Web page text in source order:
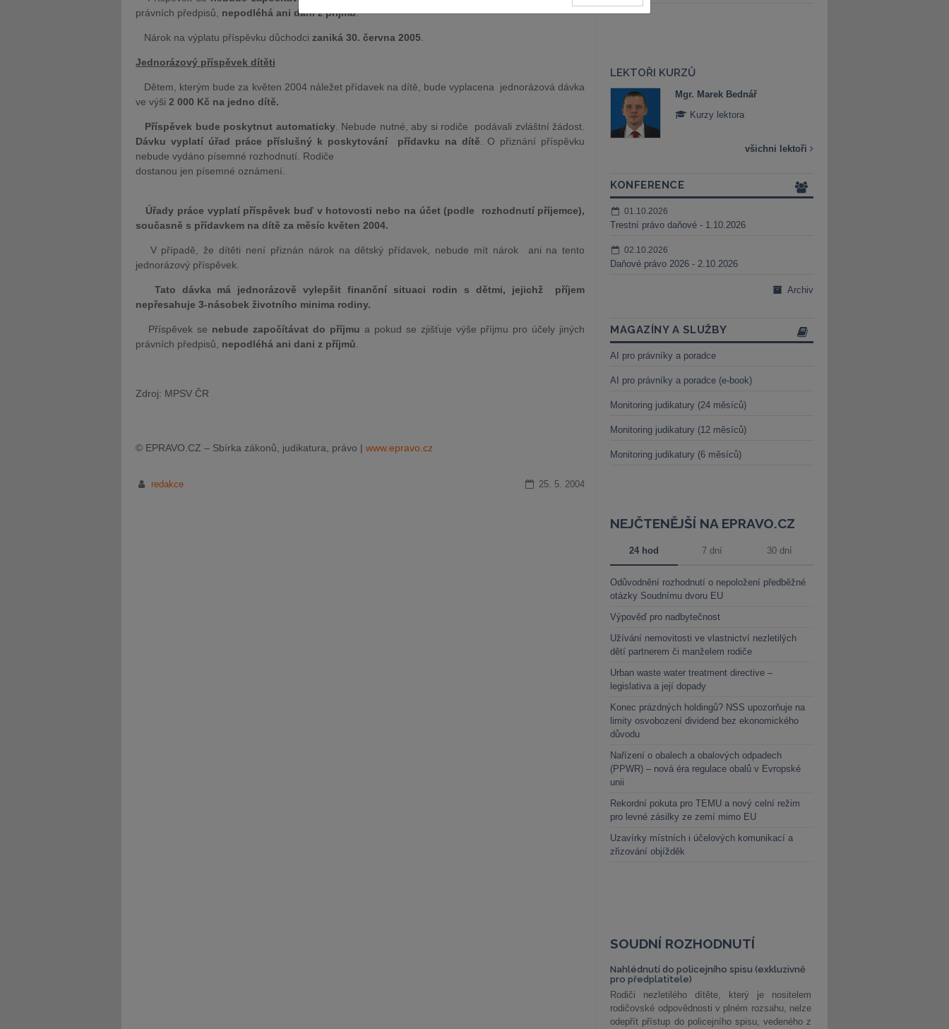
právních předpisů, nepodléhá ani dani z příjmů.
Nárok na výplatu příspěvku důchodci zaniká 30. června 2005
Jednorázový příspěvek dítěti
Dětem, kterým bude za květen 2004 náležet přídavek na dítě, bude vyplacena jednorázová dávka
ve výši 2 000 Kč na jedno dítě.
Příspěvek bude poskytnut automaticky. Nebude nutné, aby si rodiče podávali zvláštní žádost.
Dávku vyplatí úřad práce příslušný k poskytování přídavku na dítě . O přiznání příspěvku
nebude vydáno písemné rozhodnutí. Rodiče
dostanou jen písemné oznámení.
Úřady práce vyplatí příspěvek buď v hotovosti nebo na účet (podle rozhodnutí příjemce),
současně s přídavkem na dítě za měsíc květen 2004.
V případě, že dítěti není přiznán nárok na dětský přídavek, nebude mít nárok ani na tento
jednorázový příspěvek.
Tato dávka má jednorázově vylepšit finanční situaci rodin s dětmi, jejichž příjem
nepřesahuje 3-násobek životního minima rodiny.
Příspěvek se nebude započítávat do příjmu a pokud se zjišťuje výše příjmu pro účely jiných
právních předpisů, nepodléhá ani dani z příjmů
Zdroj: MPSV ČR
© EPRAVO.CZ – Sbírka zákonů, judikatura, právo | www.epravo.cz
redakce 25. 5. 2004
LEKTOŘI KURZŮ
JUDr. Tomáš Sokol
JUDr. Martin Maisner, Ph.D.,
Kurzy lektora
Mgr. Marek Bednář
Kurzy lektora
všichni lektoři
KONFERENCE
01.10.2026
Trestní právo daňové - 1.10.2026
02.10.2026
Daňové právo 2026 - 2.10.2026
Archiv
MAGAZÍNY A SLUŽBY
AI pro právníky a poradce
AI pro právníky a poradce (e-book)
Monitoring judikatury (24 měsíců)
Monitoring judikatury (12 měsíců)
Monitoring judikatury (6 měsíců)
NEJČTENĚJŠÍ NA EPRAVO.CZ
24 hod 7 dní 30 dní
Odůvodnění rozhodnutí o nepoložení předběžné
otázky Soudnímu dvoru EU
Výpověď pro nadbytečnost
Užívání nemovitosti ve vlastnictví nezletilých
dětí partnerem či manželem rodiče
Urban waste water treatment directive –
legislativa a její dopady
Konec prázdných holdingů? NSS upozorňuje na
limity osvobození dividend bez ekonomického
důvodu
Nařízení o obalech a obalových odpadech
(PPWR) – nová éra regulace obalů v Evropské
unii
Rekordní pokuta pro TEMU a nový celní režim
pro levné zásilky ze zemí mimo EU
Uzavírky místních i účelových komunikací a
zřizování objížděk
SOUDNÍ ROZHODNUTÍ
Nahlédnutí do policejního spisu (exkluzivně
pro předplatitele)
Rodiči nezletilého dítěte, který je nositelem
rodičovské odpovědnosti v plném rozsahu, nelze
odepřít přístup do policejního spisu, vedeného z